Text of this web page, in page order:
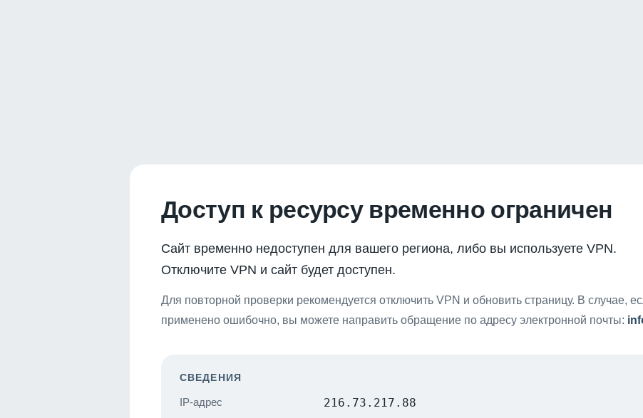
Доступ к ресурсу временно ограничен
Сайт временно недоступен для вашего региона, либо вы используете VPN.
Отключите VPN и сайт будет доступен.
Для повторной проверки рекомендуется отключить VPN и обновить страницу. В случае,
применено ошибочно, вы можете направить обращение по адресу электронной почты:
СВЕДЕНИЯ
IP-адрес 216.73.217.88